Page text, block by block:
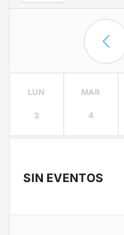
LUN
3
MAR
4
SIN EVENTOS